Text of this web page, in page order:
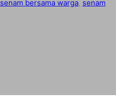
senam bersama warga, senam